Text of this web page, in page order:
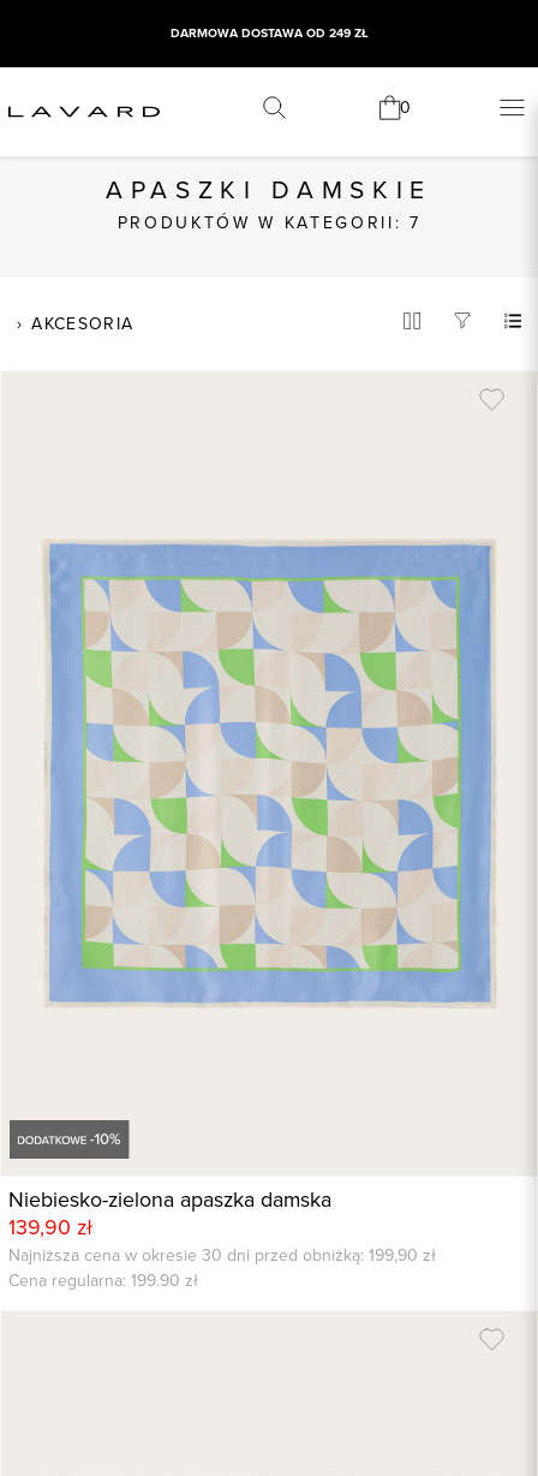
WYPRZEDAŻ SEZONOWA
DARMOWA DOSTAWA OD 249 ZŁ
0
APASZKI DAMSKIE
PRODUKTÓW W KATEGORII: 7
AKCESORIA
Niebiesko-zielona apaszka damska
139,90 zł
Najniższa cena w okresie 30 dni przed obniżką: 199,90 zł
Cena regularna: 199.90 zł